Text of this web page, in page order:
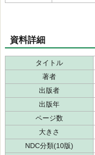
資料詳細
タイトル
著者
出版者
出版年
ページ数
大きさ
NDC分類(10版)